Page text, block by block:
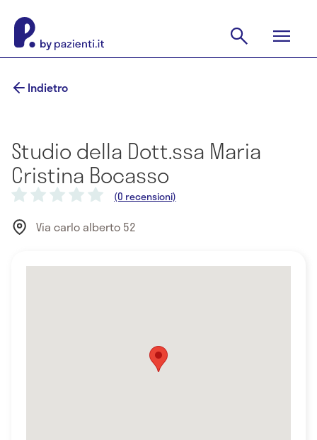
Indietro
Studio della Dott.ssa Maria
Cristina Bocasso
(0 recensioni)
Via carlo alberto 52